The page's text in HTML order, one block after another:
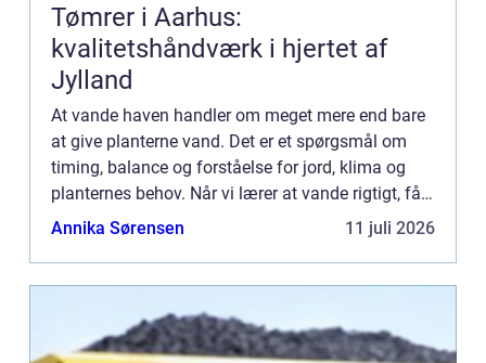
Tømrer i Aarhus:
kvalitetshåndværk i hjertet af
Jylland
At vande haven handler om meget mere end bare
at give planterne vand. Det er et spørgsmål om
timing, balance og forståelse for jord, klima og
planternes behov. Når vi lærer at vande rigtigt, får
vi ikke bare sunde...
Annika Sørensen 11 juli 2026